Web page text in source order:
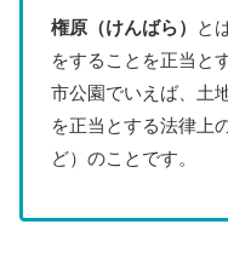
権原（けんばら）
と
をすることを正当と
市公園でいえば、土
を正当とする法律上
ど）のことです。